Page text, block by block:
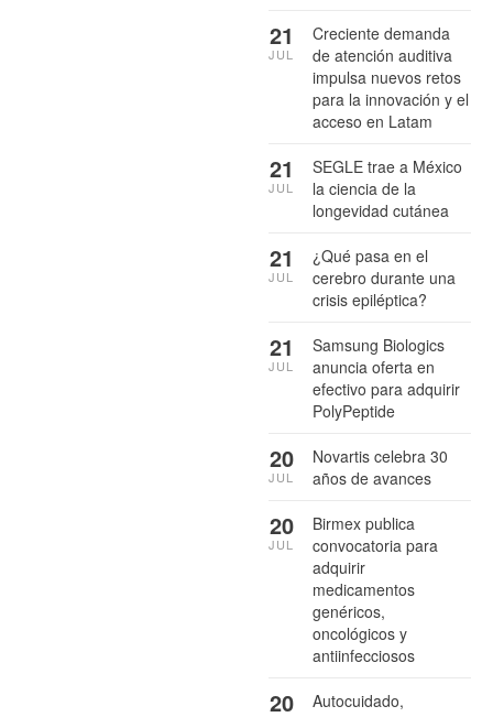
Creciente demanda
de atención auditiva
impulsa nuevos retos
para la innovación y el
acceso en Latam
21
JUL
SEGLE trae a México
la ciencia de la
longevidad cutánea
21
JUL
¿Qué pasa en el
cerebro durante una
crisis epiléptica?
21
JUL
Samsung Biologics
anuncia oferta en
efectivo para adquirir
PolyPeptide
21
JUL
Novartis celebra 30
años de avances
20
JUL
Birmex publica
convocatoria para
adquirir
medicamentos
genéricos,
oncológicos y
antiinfecciosos
20
JUL
Autocuidado,
20